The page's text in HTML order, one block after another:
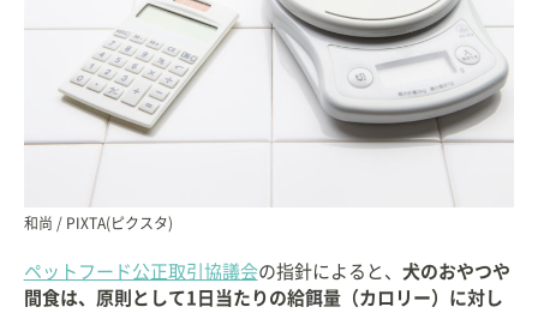
和尚 / PIXTA(ピクスタ)
ペットフード公正取引協議会の指針によると、 犬のおやつや
間食は、原則として1日当たりの給餌量（カロリー）に対し